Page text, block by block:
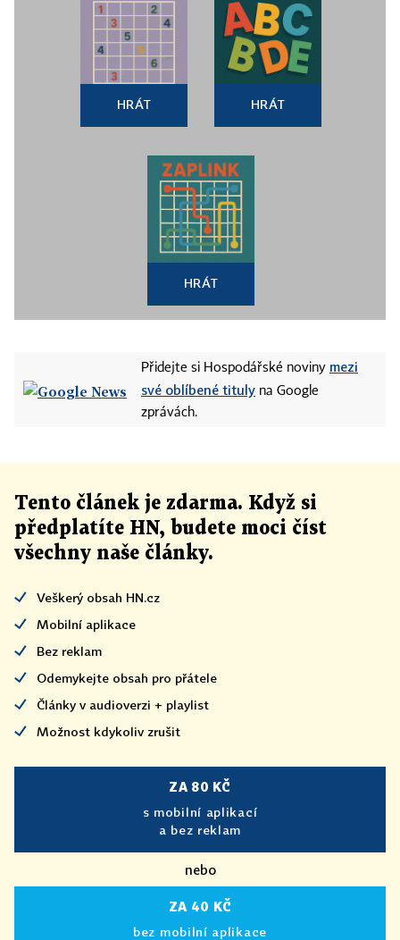
HRÁT HRÁT
HRÁT
Přidejte si Hospodářské noviny mezi
své oblíbené tituly na Google
zprávách.
Tento článek je zdarma. Když si
předplatíte HN, budete moci číst
všechny naše články.
Veškerý obsah HN.cz
Mobilní aplikace
Bez reklam
Odemykejte obsah pro přátele
Články v audioverzi + playlist
Možnost kdykoliv zrušit
ZA 80 KČ
s mobilní aplikací
a bez reklam
nebo
ZA 40 KČ
bez mobilní aplikace